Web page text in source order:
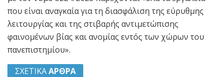
που είναι αναγκαία για τη διασφάλιση της εύρυθμης
λειτουργίας και της στιβαρής αντιμετώπισης
φαινομένων βίας και ανομίας εντός των χώρων του
πανεπιστημίου».
ΣΧΕΤΙΚΑΑΡΘΡΑ